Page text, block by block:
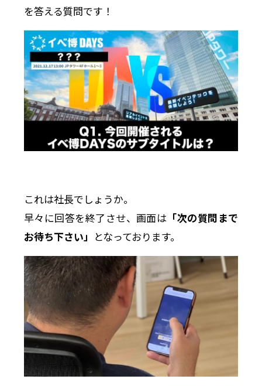
を答える質問です！
これは社長でしょうか。
早々に回答を終了させ、画面は 「次の質問まで
お待ち下さい」 となっております。